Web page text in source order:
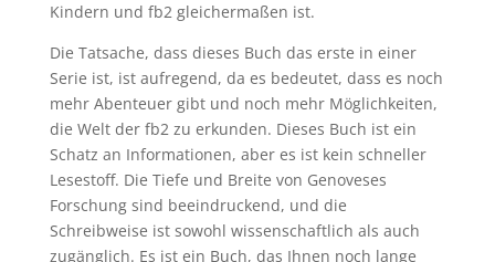
Kindern und fb2 gleichermaßen ist.
Die Tatsache, dass dieses Buch das erste in einer
Serie ist, ist aufregend, da es bedeutet, dass es noch
mehr Abenteuer gibt und noch mehr Möglichkeiten,
die Welt der fb2 zu erkunden. Dieses Buch ist ein
Schatz an Informationen, aber es ist kein schneller
Lesestoff. Die Tiefe und Breite von Genoveses
Forschung sind beeindruckend, und die
Schreibweise ist sowohl wissenschaftlich als auch
zugänglich. Es ist ein Buch, das Ihnen noch lange